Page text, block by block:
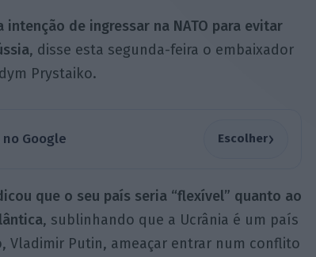
de ingressar na NATO para evitar
, disse esta segunda-feira o embaixador
Prystaiko.
Google Escolher›
que o seu país seria “flexível” quanto ao
, sublinhando que a Ucrânia é um país
Vladimir Putin, ameaçar entrar num conflito